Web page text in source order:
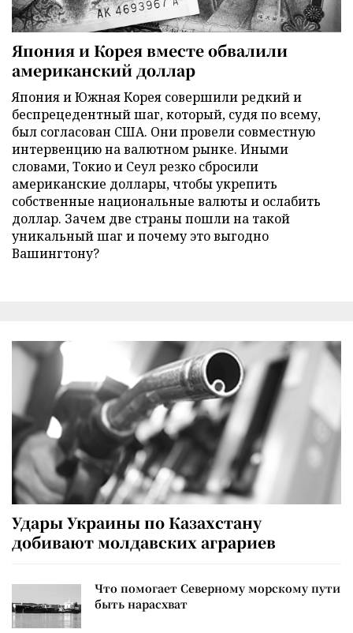
Япония и Корея вместе обвалили
американский доллар
Япония и Южная Корея совершили редкий и
беспрецедентный шаг, который, судя по всему,
был согласован США. Они провели совместную
интервенцию на валютном рынке. Иными
словами, Токио и Сеул резко сбросили
американские доллары, чтобы укрепить
собственные национальные валюты и ослабить
доллар. Зачем две страны пошли на такой
уникальный шаг и почему это выгодно
Вашингтону?
Удары Украины по Казахстану
добивают молдавских аграриев
Что помогает Северному морскому пути
быть нарасхват